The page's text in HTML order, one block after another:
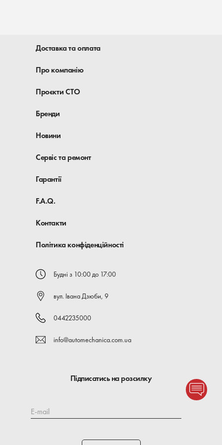
Доставка та оплата
Про компанію
Проєкти СТО
Бренди
Новини
Сервіс та ремонт
Гарантії
F.A.Q.
Контакти
Політика конфіденційності
Будні з 10:00 до 17:00
вул. Івана Дзюби, 9
0442235000
info@automechanica.com.ua
Підписатись на розсилку
E-mail